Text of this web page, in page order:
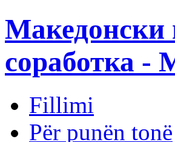
Македонски
соработка
Fillimi
Për punën tonë